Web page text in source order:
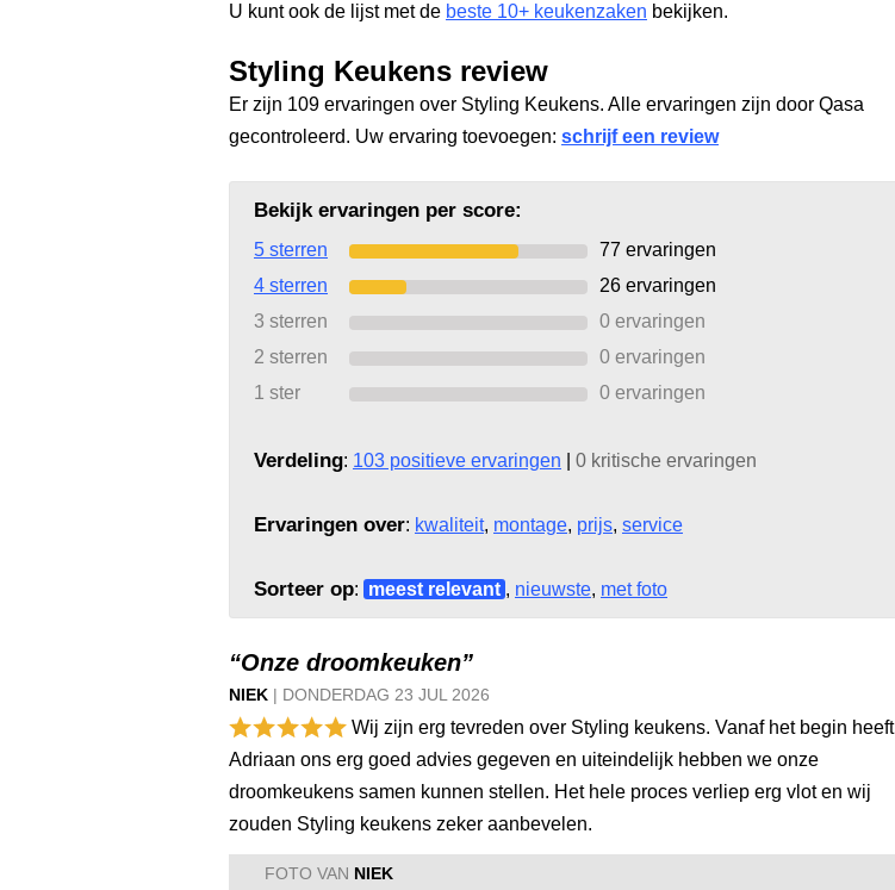
U kunt ook de lijst met de beste 10+ keukenzaken bekijken.
Styling Keukens review
Er zijn 109 ervaringen over Styling Keukens. Alle ervaringen zijn door Qasa
gecontroleerd. Uw ervaring toevoegen: schrijf een review
Bekijk ervaringen per score:
5 sterren 77 ervaringen
4 sterren
26 ervaringen
3 sterren
0 ervaringen
2 sterren
0 ervaringen
1 ster
0 ervaringen
Verdeling: 103 positieve ervaringen 0 kritische ervaringen
Ervaringen over: kwaliteit, montage, prijs, service
Sorteer op: meest relevant , nieuwste, met foto
“Onze droomkeuken”
NIEK | DONDERDAG 23 JUL 2026
Wij zijn erg tevreden over Styling keukens. Vanaf het begin heeft
Adriaan ons erg goed advies gegeven en uiteindelijk hebben we onze
droomkeukens samen kunnen stellen. Het hele proces verliep erg vlot en wij
zouden Styling keukens zeker aanbevelen.
FOTO VAN NIEK